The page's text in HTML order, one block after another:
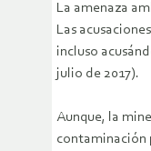
La amenaza
Las
incluso
julio de 2017).
Aunque, la
contaminación